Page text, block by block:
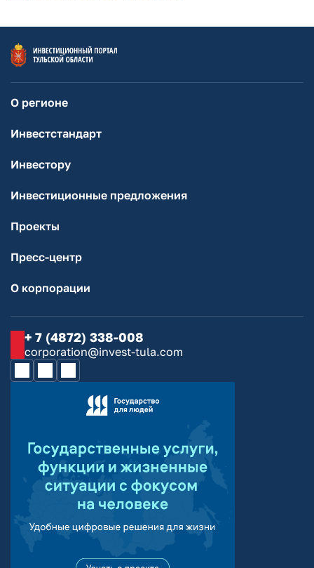
О регионе
Инвестстандарт
Инвестору
Инвестиционные предложения
Проекты
Пресс-центр
О корпорации
+ 7 (4872) 338-008
corporation@invest-tula.com